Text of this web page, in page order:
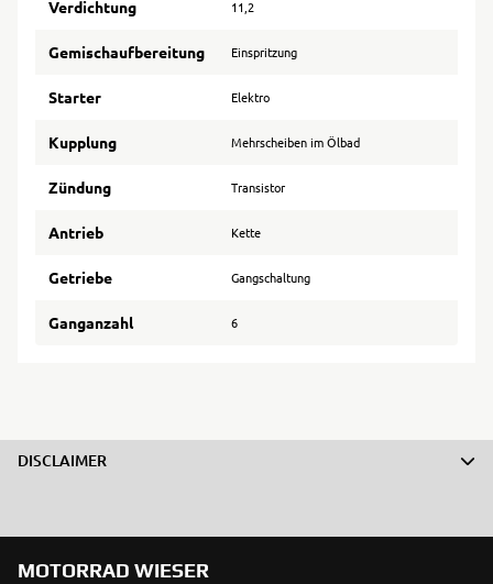
Verdichtung 11,2
Gemischaufbereitung Einspritzung
Starter Elektro
Kupplung Mehrscheiben im Ölbad
Zündung Transistor
Antrieb Kette
Getriebe Gangschaltung
Ganganzahl 6
DISCLAIMER
MOTORRAD WIESER